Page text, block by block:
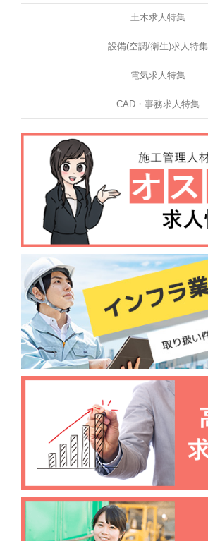
土木求人特集
設備(空調/衛生)求人特集
電気求人特集
CAD・事務求人特集